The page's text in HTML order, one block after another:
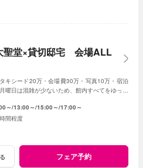
聖堂×貸切邸宅 会場ALL
キシード20万・会場費30万・写真10万・宿泊
曜日は混雑が少ないため、館内すべてをゆった
～ 13:00～ 15:00～ 17:00～
間程度
フェア予約